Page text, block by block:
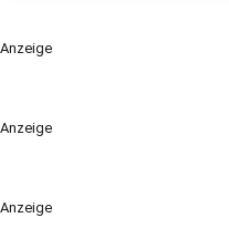
Anzeige
Anzeige
Anzeige